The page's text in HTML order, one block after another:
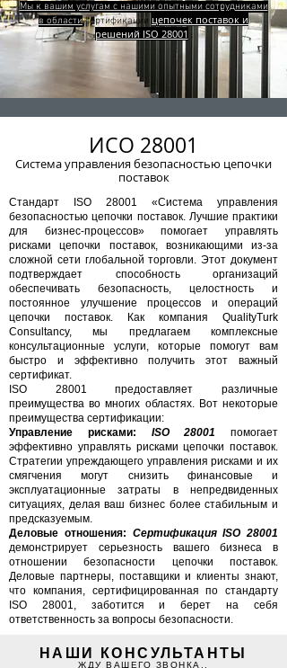
Мы к вашим услугам с нашими опытными сотрудниками
в областисертификации цепочек поставок и
решений ISO 28001 .
ИСО 28001
Система управления безопасностью цепочки
поставок
Стандарт ISO 28001 «Система управления
безопасностью цепочки поставок. Лучшие практики
для бизнес-процессов» помогает управлять
рисками цепочки поставок, возникающими из-за
сложной сети глобальной торговли. Этот документ
подтверждает способность организаций
обеспечивать безопасность, целостность и
постоянное улучшение процессов и операций
цепочки поставок. Как компания QualityTurk
Consultancy, мы предлагаем комплексные
консультационные услуги, которые помогут вам
быстро и эффективно получить этот важный
сертификат.
ISO 28001 предоставляет различные
преимущества во многих областях. Вот некоторые
преимущества сертификации:
Управление рисками:
ISO 28001 помогает
эффективно управлять рисками цепочки поставок.
Стратегии упреждающего управления рисками и их
смягчения могут снизить финансовые и
эксплуатационные затраты в непредвиденных
ситуациях, делая ваш бизнес более стабильным и
предсказуемым.
Деловые отношения: Сертификация ISO 28001
демонстрирует серьезность вашего бизнеса в
отношении безопасности цепочки поставок.
Деловые партнеры, поставщики и клиенты знают,
что компания, сертифицированная по стандарту
ISO 28001, заботится и берет на себя
ответственность за вопросы безопасности.
НАШИ КОНСУЛЬТАНТЫ
ЖДУ ВАШЕГО ЗВОНКА..